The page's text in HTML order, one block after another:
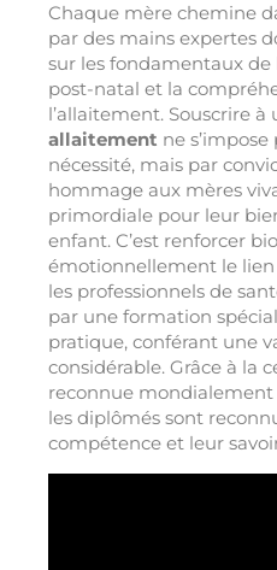
Chaque mère chemine
par des mains expertes
sur les fondamentaux
post-natal et la
l’allaitement. Souscrire à
allaitement ne
nécessité, mais par
hommage aux mères
primordiale pour leur
enfant. C’est renforcer
émotionnellement le
les professionnels de
par une formation
pratique, conférant une
considérable. Grâce à la
reconnue
les diplômés sont
compétence et leur